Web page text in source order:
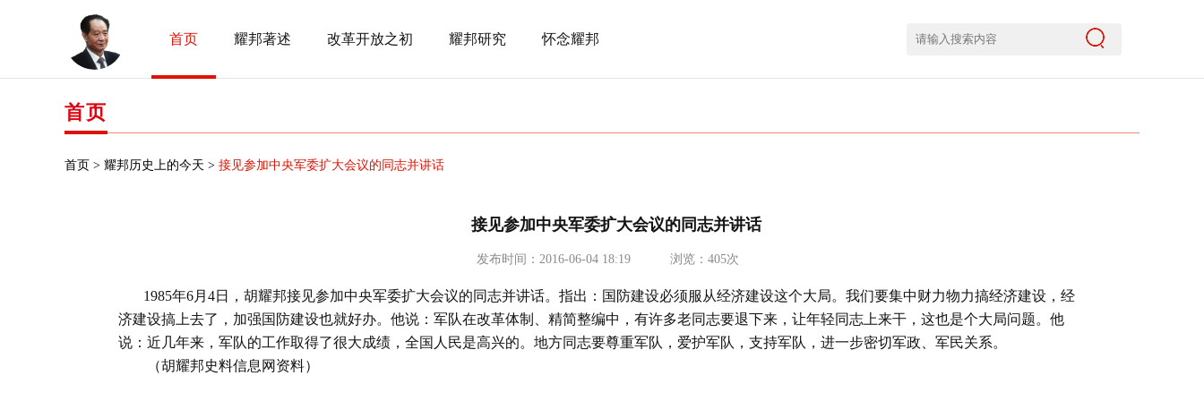
首页 耀邦著述 改革开放之初 耀邦研究 怀念耀邦
首页
首页 > 耀邦历史上的今天 > 接见参加中央军委扩大会议的同志并讲话
接见参加中央军委扩大会议的同志并讲话
发布时间：2016-06-04 18:19 浏览：405次
1985年6月 4日
，胡耀邦接见参加中央军委扩大会议的同志并讲话。指出：国防建设必须服从经济建设这个大局。我们要集中财力物力搞经济建设，经
济建设搞上去了，加强国防建设也就好办。他说：军队在改革体制、精简整编中，有许多老同志要退下来，让年轻同志上来干，这也是个大局问题。他
说：近几年来，军队的工作取得了很大成绩，全国人民是高兴的。地方同志要尊重军队，爱护军队，支持军队，进一步密切军政、军民关系。
（胡耀邦史料信息网资料）